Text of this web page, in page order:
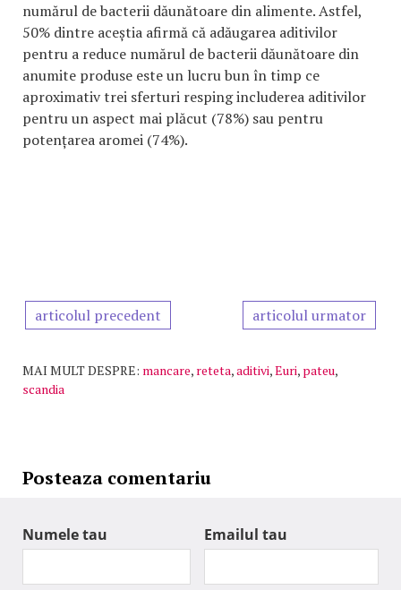
numărul de bacterii dăunătoare din alimente. Astfel,
50% dintre aceștia afirmă că adăugarea aditivilor
pentru a reduce numărul de bacterii dăunătoare din
anumite produse este un lucru bun în timp ce
aproximativ trei sferturi resping includerea aditivilor
pentru un aspect mai plăcut (78%) sau pentru
potențarea aromei (74%).
articolul precedent articolul urmator
MAI MULT DESPRE: mancare, reteta,aditivi,Euri, pateu,
scandia
Posteaza comentariu
Numele tau Emailul tau